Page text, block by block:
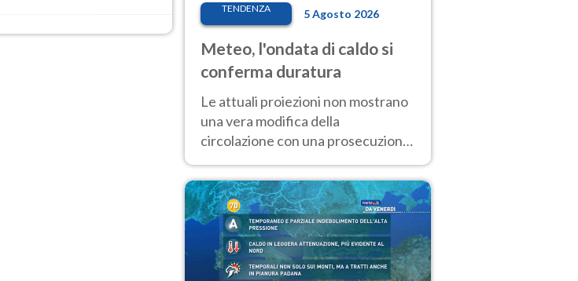
TENDENZA 5 Agosto 2026
Meteo, l'ondata di caldo si
conferma duratura
Le attuali proiezioni non mostrano
una vera modifica della
circolazione con una prosecuzione
giorni, compresa la settimana di
Ferragosto